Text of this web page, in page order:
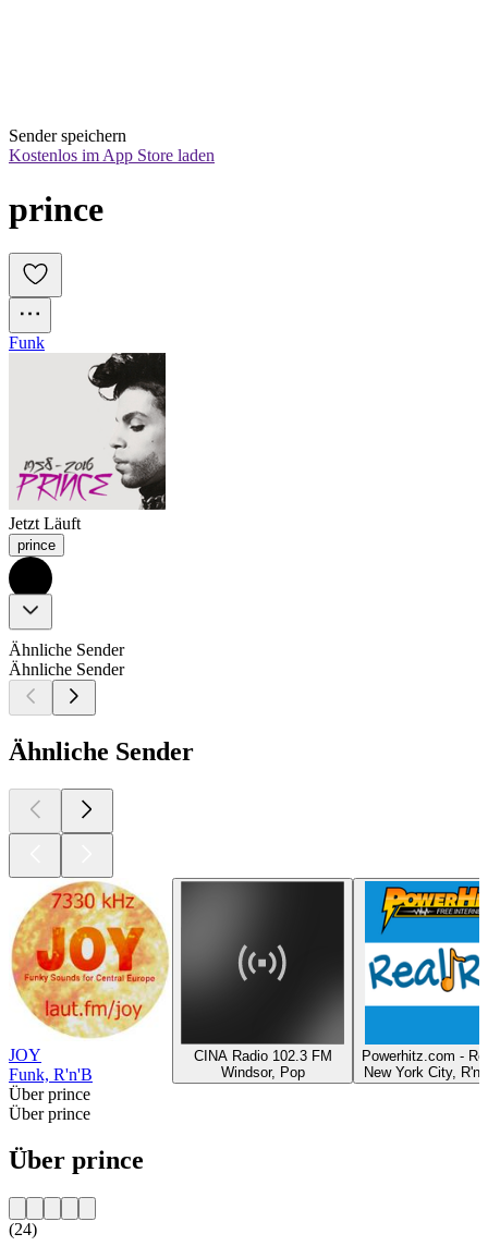
Sender speichern
Kostenlos im App Store laden
prince
Funk
Jetzt Läuft
prince
Ähnliche Sender
Ähnliche Sender
Ähnliche Sender
JOY
Funk, R'n'B
CINA Radio 102.3 FM
Windsor, Pop
Powerhitz.com -
New York City,
Über prince
Über prince
Über prince
(24)